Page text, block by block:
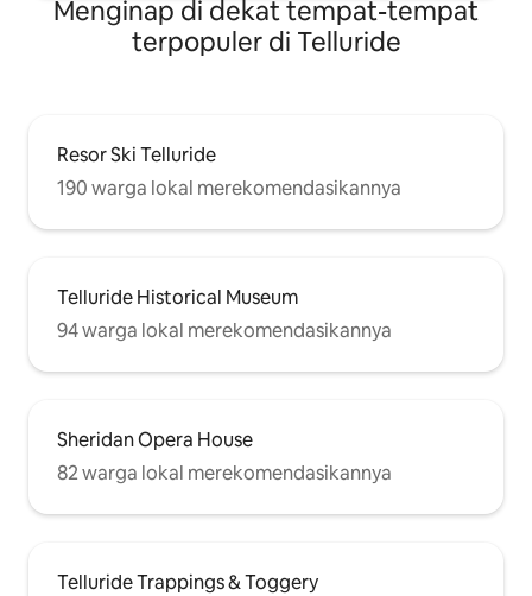
Menginap di dekat tempat-tempat
terpopuler di Telluride
Resor Ski Telluride
190 warga lokal merekomendasikannya
Telluride Historical Museum
94 warga lokal merekomendasikannya
Sheridan Opera House
82 warga lokal merekomendasikannya
Telluride Trappings & Toggery